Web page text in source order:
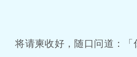
将请柬收好，随口问道：「